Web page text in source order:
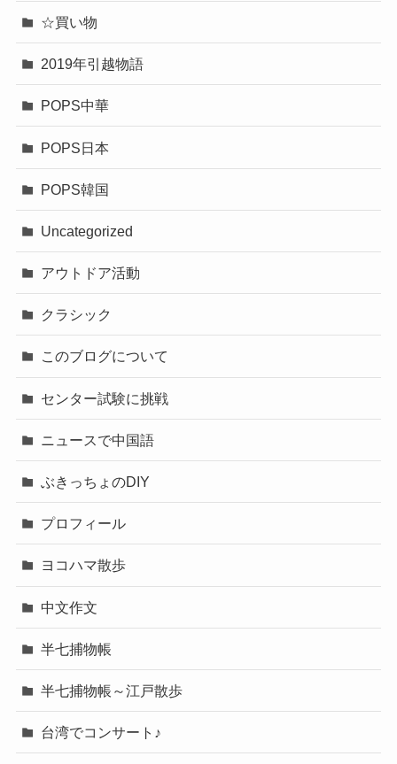
☆買い物
2019年引越物語
POPS中華
POPS日本
POPS韓国
Uncategorized
アウトドア活動
クラシック
このブログについて
センター試験に挑戦
ニュースで中国語
ぶきっちょのDIY
プロフィール
ヨコハマ散歩
中文作文
半七捕物帳
半七捕物帳～江戸散歩
台湾でコンサート♪